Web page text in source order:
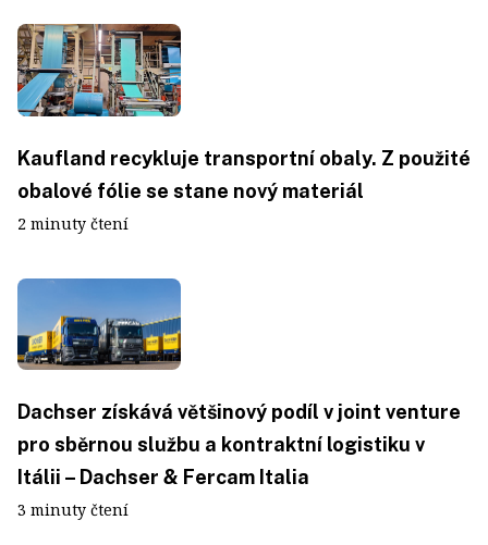
Kaufland recykluje transportní obaly. Z použité
obalové fólie se stane nový materiál
2 minuty čtení
Dachser získává většinový podíl v joint venture
pro sběrnou službu a kontraktní logistiku v
Itálii – Dachser & Fercam Italia
3 minuty čtení